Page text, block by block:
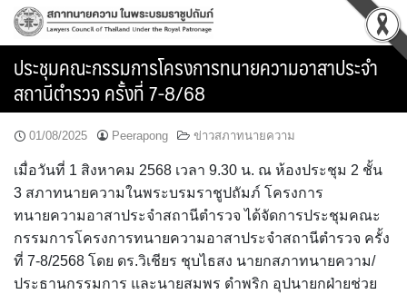
Skip
ประชุมคณะกรรมการโครงการทนายความอาสาประจำ
สถานีตำรวจ ครั้งที่ 7-8/68
01/08/2025 Peerapong ข่าวสภาทนายความ
เมื่อวันที่ 1 สิงหาคม 2568 เวลา 9.30 น. ณ ห้องประชุม 2 ชั้น
3 สภาทนายความในพระบรมราชูปถัมภ์ โครงการ
ทนายความอาสาประจำสถานีตำรวจ ได้จัดการประชุมคณะ
กรรมการโครงการทนายความอาสาประจำสถานีตำรวจ ครั้ง
ที่ 7-8/2568 โดย ดร.วิเชียร ชุบไธสง นายกสภาทนายความ/
ประธานกรรมการ และนายสมพร ดำพริก อุปนายกฝ่ายช่วย